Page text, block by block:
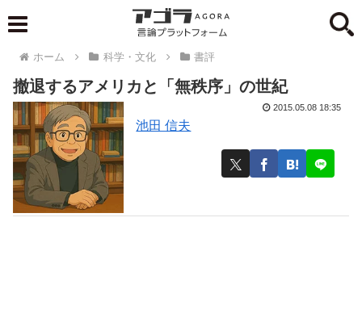
ホーム 科学・文化 書評
撤退するアメリカと「無秩序」の世紀
池田 信夫
2015.05.08 18:35